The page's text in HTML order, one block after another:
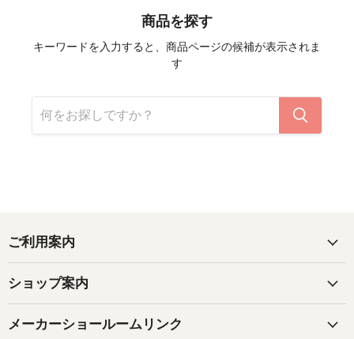
商品を探す
キーワードを入力すると、商品ページの候補が表示されま
す
ご利用案内
ショップ案内
メーカーショールームリンク